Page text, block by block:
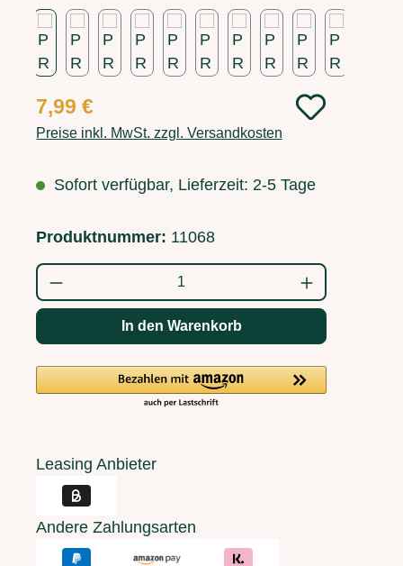
Regulärer Preis:
7,99 €
Preise inkl. MwSt. zzgl. Versandkosten
Sofort verfügbar, Lieferzeit: 2-5 Tage
Produktnummer: 11068
Produkt Anzahl: Gib den gewünschten
In den Warenkorb
Leasing Anbieter
Andere Zahlungsarten